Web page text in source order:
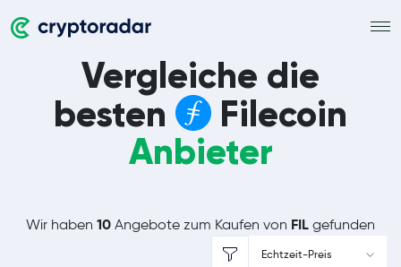
Vergleiche die
besten
Filecoin
Anbieter
Wir haben 10 Angebote zum Kaufen von FIL gefunden
Echtzeit-Preis